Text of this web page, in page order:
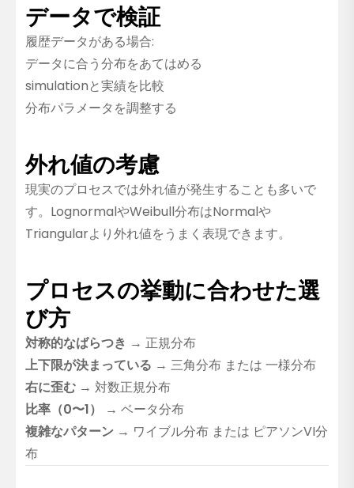
データで検証
履歴データがある場合:
データに合う分布をあてはめる
simulationと実績を比較
分布パラメータを調整する
外れ値の考慮
現実のプロセスでは外れ値が発生することも多いで
す。LognormalやWeibull分布はNormalや
Triangularより外れ値をうまく表現できます。
プロセスの挙動に合わせた選
び方
対称的なばらつき → 正規分布
上下限が決まっている → 三角分布 または 一様分布
右に歪む → 対数正規分布
比率（0〜1）
→ ベータ分布
複雑なパターン → ワイブル分布 または ピアソンVI分
布